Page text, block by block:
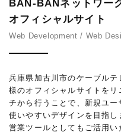
BAN-BANネットワー
オフィシャルサイト
Web Development / Web
兵庫県加古川市のケーブル
様のオフィシャルサイトを
チから行うことで、新規ユ
使いやすいデザインを目指し
営業ツールとしてもご活用